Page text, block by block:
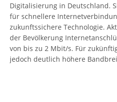
Digitalisierung in Deutschland.
für schnellere
zukunftssichere Technologie.
der Bevölkerung
von bis zu 2 Mbit/s. Für
jedoch deutlich höhere